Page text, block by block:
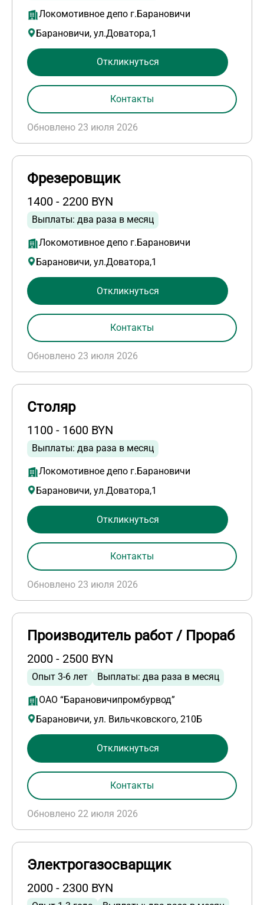
Локомотивное депо г.Барановичи
Барановичи, ул.Доватора,1
Обновлено 23 июля 2026
Откликнуться
Контакты
Фрезеровщик
1400 - 2200 BYN
Выплаты: два раза в месяц
Локомотивное депо г.Барановичи
Барановичи, ул.Доватора,1
Обновлено 23 июля 2026
Откликнуться
Контакты
Столяр
1100 - 1600 BYN
Выплаты: два раза в месяц
Локомотивное депо г.Барановичи
Барановичи, ул.Доватора,1
Обновлено 23 июля 2026
Откликнуться
Контакты
Производитель работ / Прораб
2000 - 2500 BYN
Опыт 3-6 лет Выплаты: два раза в месяц
ОАО “Барановичипромбурвод”
Барановичи, ул. Вильчковского, 210Б
Обновлено 22 июля 2026
Откликнуться
Контакты
Электрогазосварщик
2000 - 2300 BYN